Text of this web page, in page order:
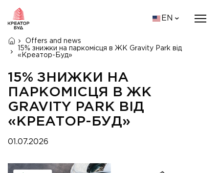
EN
Offers and news
15% знижки на паркомісця в ЖК Gravity Park від
«Креатор-Буд»
15% ЗНИЖКИ НА
ПАРКОМІСЦЯ В ЖК
GRAVITY PARK ВІД
«КРЕАТОР-БУД»
01.07.2026